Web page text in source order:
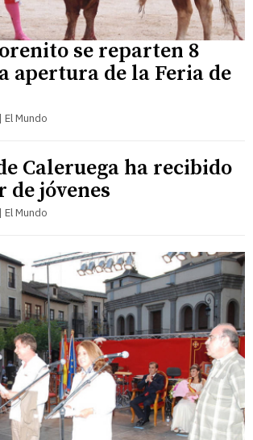
se reparten 8
apertura de la Feria de
Mundo
Caleruega ha recibido
jóvenes
Mundo